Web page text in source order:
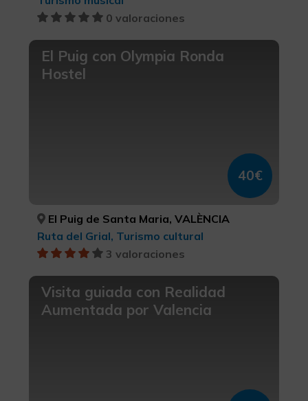
0 valoraciones
El Puig con Olympia Ronda
Hostel
40€
El Puig de Santa Maria, VALÈNCIA
Ruta del Grial, Turismo cultural
3 valoraciones
Visita guiada con Realidad
Aumentada por Valencia